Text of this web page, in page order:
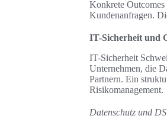
Konkrete Outcomes
Kundenanfragen.
IT-Sicherheit und
IT-Sicherheit
Unternehmen, die
Partnern. Ein
Risikomanagement.
Datenschutz und